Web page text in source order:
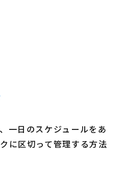
一日のスケジュールをあ
に区切って管理する方法